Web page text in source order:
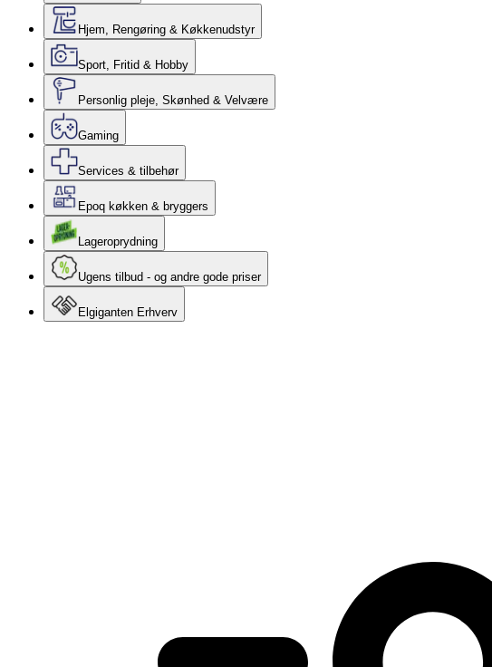
Hjem, Rengøring & Køkkenudstyr
Sport, Fritid & Hobby
Personlig pleje, Skønhed & Velvære
Gaming
Services & tilbehør
Epoq køkken & bryggers
Lageroprydning
Ugens tilbud - og andre gode priser
Elgiganten Erhverv